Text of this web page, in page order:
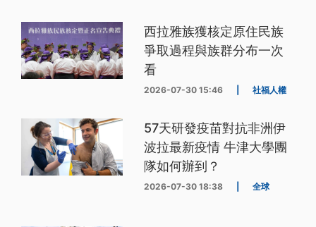
西拉雅族獲核定原住民族
爭取過程與族群分布一次
看
2026-07-30 15:46 社福人權
57天研發疫苗對抗非洲伊
波拉最新疫情 牛津大學團
隊如何辦到？
2026-07-30 18:38 全球